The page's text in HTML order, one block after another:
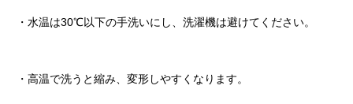
・水温は30℃以下の手洗いにし、洗濯機は避けてください。
・高温で洗うと縮み、変形しやすくなります。